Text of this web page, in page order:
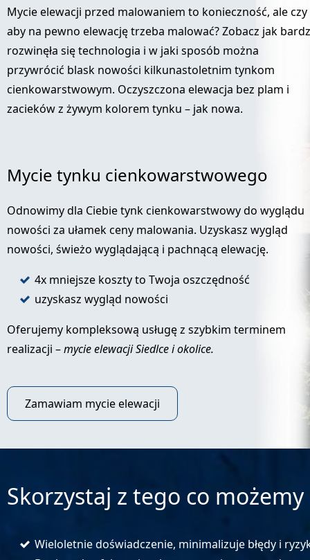
Mycie elewacji przed malowaniem to konieczność, ale czy
aby na pewno elewację trzeba malować? Zobacz jak
rozwinęła się technologia i w jaki sposób można
przywrócić blask nowości kilkunastoletnim tynkom
cienkowarstwowym. Oczyszczona elewacja bez plam i
zacieków z żywym kolorem tynku – jak nowa.
Mycie tynku cienkowarstwowego
Odnowimy dla Ciebie tynk cienkowarstwowy do wyglądu
nowości za ułamek ceny malowania. Uzyskasz wygląd
nowości, świeżo wyglądającą i pachnącą elewację.
4x mniejsze koszty to Twoja oszczędność
uzyskasz wygląd nowości
Oferujemy kompleksową usługę z szybkim terminem
realizacji –mycie elewacji Siedlce i okolice.
Zamawiam mycie elewacji
Skorzystaj z tego co
Wieloletnie doświadczenie, minimalizuje błędy i